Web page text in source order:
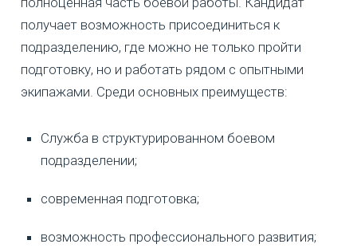
получает возможность присоединиться к
подразделению, где можно не только пройти
подготовку, но и работать рядом с опытными
экипажами. Среди основных преимуществ:
Служба в структурированном боевом
подразделении;
современная подготовка;
возможность профессионального развития;